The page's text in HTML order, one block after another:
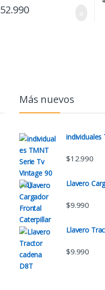
52.990
Más nuevos
individuales
$12.990
Llavero
$9.990
Llavero
$9.990